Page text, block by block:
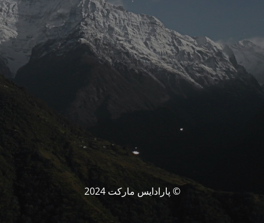
© پارادایس مارکت 2024